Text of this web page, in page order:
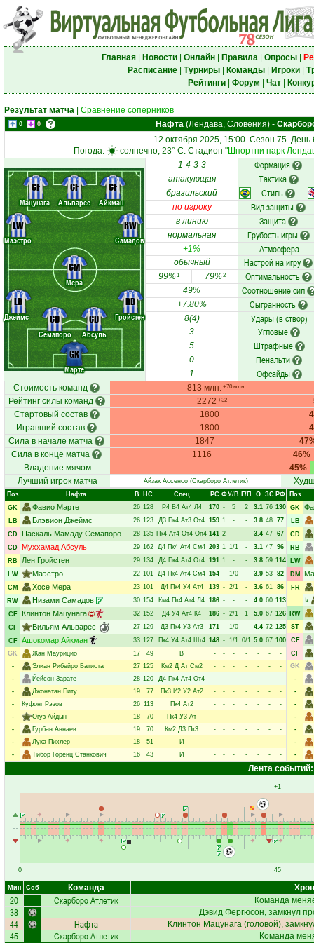
Главная| Новости| Онлайн| Правила| Опросы|
Расписание| Турниры| Команды| Игроки|
Рейтинги| Форум Чат|
Результат матча Сравнение соперников
0 0 Нафта(Лендава, Словения)-
12 октября 2025, 15:00. Сезон 75. День
Погода:
солнечно, 23° C. Стадион "Шпортни парк
Марте
Джеймс
Семапоро
Абсуль
Гройстен
Маэстро
Мера
Самадов
Мацунага Альварес Айкман
GK
LB
CD
CD
RB
LW
CM
RW
CF CF CF
1-4-3-3 Формация
атакующая Тактика
бразильский Стиль
по игроку Вид защиты
в линию Защита
нормальная Грубость игры
+1% Атмосфера
обычный Настрой на игру
99%1 79%2 Оптимальность
49% Соотношение сил
+7.80% Сыгранность
8(4) Удары (в створ)
3 Угловые
5 Штрафные
0 Пенальти
1 Офсайды
Стоимость команд 813 млн. +70 млн.
Рейтинг силы команд 2272 +32
Стартовый состав
1800
Игравший состав
1800
Сила в начале матча
1847
Сила в конце матча
1116
46%
Владение мячом
45%
Лучший игрок матча
Айзак Ассенсо(Скарборо Атлетик)
Поз Нафта В НC Спец РC ФУ/В Г/П О ЗС РФ
GK
Фавио Марте 26 128 Р4 В4 Ат4 Л4 170 - 5 2 3.1 76 130
LB
Блэвион Джеймс 26 123 Д3 Пк4 Ат3 От4 159 1 - - 3.8 48 77
CD Паскаль Мамаду Семапоро 28 135 Пк4 Ат4 От4 Оп4 141 2 - - 3.4 47 67
CD Муххамад Абсуль 29 162 Д4 Пк4 Ат4 См4 203 1 1/1 - 3.1 47 96
RB
Лен Гройстен 29 134 Д4 Пк4 Ат4 От4 191 1 - - 3.8 59 114
LW
Маэстро 22 101 Д4 Пк4 Ат4 См4 154 - 1/0 - 3.9 53 82
CM
Хосе Мера 23 101 Д4 Пк4 У4 Ат4 139 - 2/1 - 3.6 61 86
RW
Низами Самадов 30 154 Км4 Пк4 Ат4 Л4 186 - - - 4.0 60 113
CF
Клинтон Мацунага 32 152 Д4 У4 Ат4 К4 186 - 2/1 1 5.0 67 126
CF
Вильям Альварес 27 129 Д3 Пк4 У3 Ат3 171 - 1/0 - 4.4 72 125
CF
Ашокомар Айкман 33 127 Пк4 У4 Ат4 Шт4 148 - 1/1 0/1 5.0 67 100
GK
Жан Маурицио 17 49 В - - - - - -
-
-
Элиан Рибейро Батиста 27 125 Км2 Д Ат См2 - - - - - -
-
-
Йейсон Зарате 28 120 Д4 Пк4 Ат4 От4 - - - - - -
-
-
Джонатан Питу 19 77 Пк3 И2 У2 Ат2 - - - - - -
-
-
Куфонг Рэзов 26 113 Пк4 Ат2 - - - - - -
-
-
Огуз Айдын 18 70 Пк4 У3 Ат - - - - - -
-
-
Гурбан Аннаев 19 70 Км2 Д3 Пк3 - - - - - -
-
-
Лука Пихлер 18 51 И - - - - - -
-
-
Тибор Горенц Станкович 16 43 И - - - - - - -
Поз
GK
LB
CD
RB
LW
DM
FR
↳
RW
ST
CF
CF
GK
-
-
-
-
-
-
-
Лента событий:
0
+1
45
Мин Соб Команда
20 Скарборо Атлетик Команда
38 Дэвид Фергюсон, замкнул
44 Нафта Клинтон Мацунага(головой),
45 Скарборо Атлетик Команда